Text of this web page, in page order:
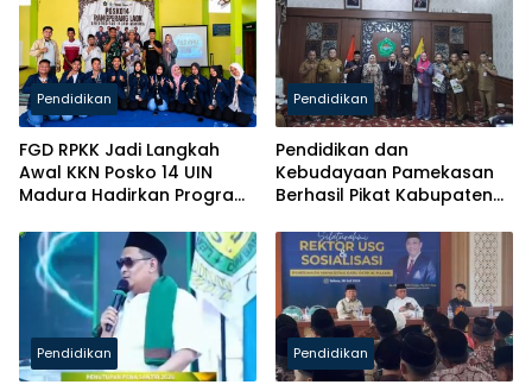
Pendidikan
FGD RPKK Jadi Langkah
Awal KKN Posko 14 UIN
Madura Hadirkan Program
Pendidikan
Pendidikan dan
Kebudayaan Pamekasan
Berhasil Pikat Kabupaten
Pendidikan Pendidikan